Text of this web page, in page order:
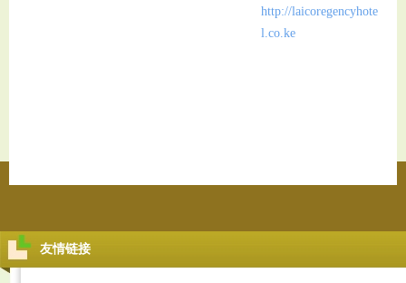
http://laicoregencyhote
l.co.ke
友情链接